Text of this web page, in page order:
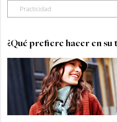
Practicidad
¿Qué prefiere hacer en su